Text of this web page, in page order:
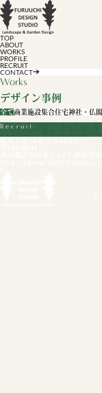
TOP
ABOUT
WORKS
PROFILE
RECRUIT
CONTACT
Works
デザイン事例
全て商業施設集合住宅神社・仏閣
TOKYO / JAPAN
TOKYO / JAPAN
YAMAGATA / JAPAN
SHIZUOKA / JAPAN
KANAGAWA / JAPAN
NIIGATA / JAPAN
IWATE / JAPAN
NAGOYA / JAPAN
R e c r u i t